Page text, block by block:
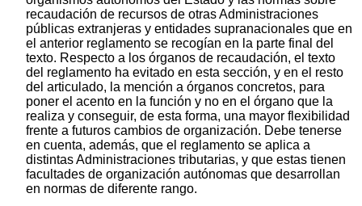
recaudación de recursos de otras Administraciones
públicas extranjeras y entidades supranacionales que en
el anterior reglamento se recogían en la parte final del
texto. Respecto a los órganos de recaudación, el texto
del reglamento ha evitado en esta sección, y en el resto
del articulado, la mención a órganos concretos, para
poner el acento en la función y no en el órgano que la
realiza y conseguir, de esta forma, una mayor flexibilidad
frente a futuros cambios de organización. Debe tenerse
en cuenta, además, que el reglamento se aplica a
distintas Administraciones tributarias, y que estas tienen
facultades de organización autónomas que desarrollan
en normas de diferente rango.